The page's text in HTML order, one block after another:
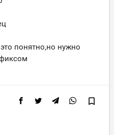
понятно,но нужно
bookmark_border